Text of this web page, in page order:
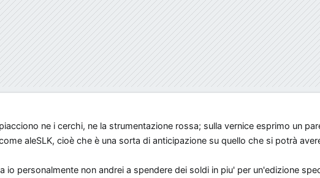
ne i cerchi, ne la strumentazione rossa; sulla vernice esprimo un
aleSLK, cioè che è una sorta di anticipazione su quello che si potrà
io personalmente non andrei a spendere dei soldi in piu' per un'edizione